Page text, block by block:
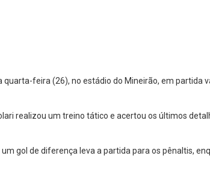
feira (26), no estádio do Mineirão, em partida
realizou um treino tático e acertou os últimos
gol de diferença leva a partida para os pênaltis,